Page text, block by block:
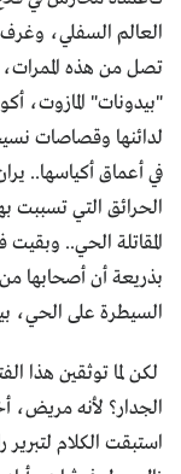
العالم السفلي، وغرف
تصل من هذه الممرات،
"بيدونات" المازوت،
لدائنها وقصاصات
في أعماق أكياسها..
الحرائق التي تسببت
المقاتلة الحي.. وبقيت
بذريعة أن أصحابها
السيطرة على الحي،
لكن لما توثقين هذا
الجدار؟ لأنه مريض،
استبقت الكلام لتبرير